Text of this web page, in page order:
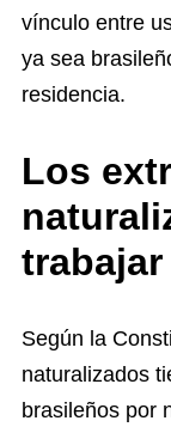
vínculo entre
ya sea
residencia.
Los
Según la
naturalizados
brasileños por